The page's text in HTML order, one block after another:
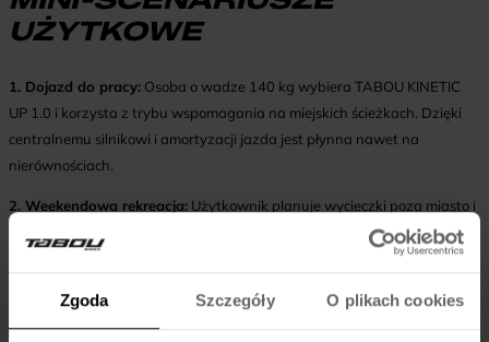
Zgoda Szczegóły O plikach cookies
UŻYTKOWE
1. Dojazd do pracy: Osoba o wadze 140 kg wybiera TABOU KINETIC
UP 1.0 i korzysta z trybu wspomagania na miejskich ścieżkach. Dzięki
centralnemu silnikowi i amortyzacji jazda jest płynna nawet na
nierównościach.
2. Weekendowa rekreacja: Użytkownik planuje wycieczki poza miasto i
. Większa bateria i mocniejszy silnik
pozwalają na dłuższe trasy i lepsze radzenie sobie na podjazdach.